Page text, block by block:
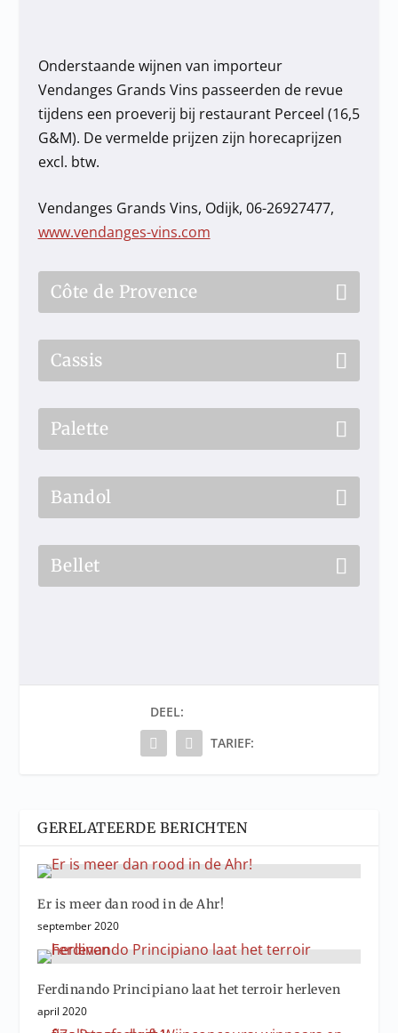
Onderstaande wijnen van importeur
Vendanges Grands Vins passeerden de revue
tijdens een proeverij bij restaurant Perceel (16,5
G&M). De vermelde prijzen zijn horecaprijzen
excl. btw.
Vendanges Grands Vins, Odijk, 06-26927477,
www.vendanges-vins.com
Côte de Provence
Cassis
Palette
Bandol
Bellet
DEEL:
TARIEF:
GERELATEERDE BERICHTEN
Er is meer dan rood in de Ahr!
september 2020
Ferdinando Principiano laat het terroir herleven
april 2020